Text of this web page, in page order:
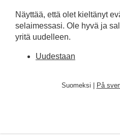
Näyttää, että olet kieltänyt
selaimessasi. Ole hyvä ja
yritä uudelleen.
Uudestaan
Suomeksi | På